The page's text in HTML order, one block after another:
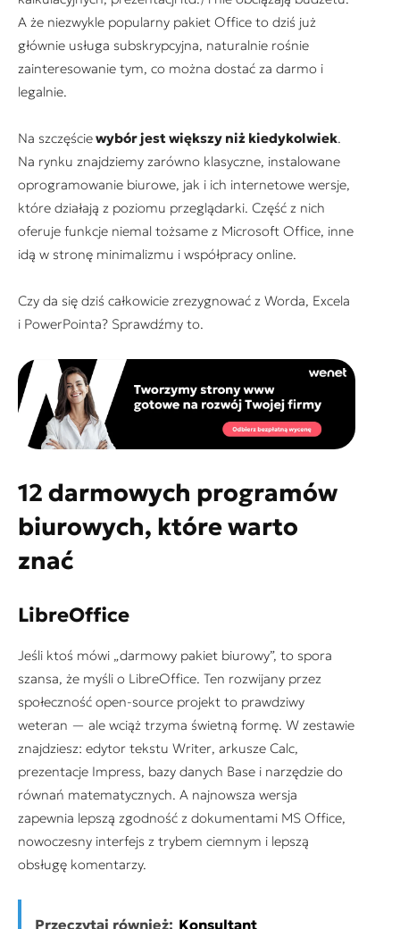
A że niezwykle popularny pakiet Office to dziś już
głównie usługa subskrypcyjna, naturalnie rośnie
zainteresowanie tym, co można dostać za darmo i
legalnie.
Na szczęściewybór jest większy niż kiedykolwiek.
Na rynku znajdziemy zarówno klasyczne, instalowane
oprogramowanie biurowe, jak i ich internetowe wersje,
które działają z poziomu przeglądarki. Część z nich
oferuje funkcje niemal tożsame z Microsoft Office, inne
idą w stronę minimalizmu i współpracy online.
Czy da się dziś całkowicie zrezygnować z Worda, Excela
i PowerPointa? Sprawdźmy to.
12 darmowych programów
biurowych, które warto
znać
LibreOffice
Jeśli ktoś mówi „darmowy pakiet biurowy”, to spora
szansa, że myśli o LibreOffice. Ten rozwijany przez
społeczność open-source projekt to prawdziwy
weteran — ale wciąż trzyma świetną formę. W zestawie
znajdziesz: edytor tekstu Writer, arkusze Calc,
prezentacje Impress, bazy danych Base i narzędzie do
równań matematycznych. A najnowsza wersja
zapewnia lepszą zgodność z dokumentami MS Office,
nowoczesny interfejs z trybem ciemnym i lepszą
obsługę komentarzy.
Przeczytaj również: Konsultant